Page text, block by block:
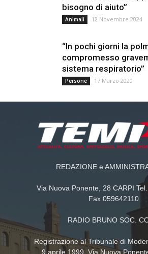
bisogno di aiuto”
Animali 12 Novembre 2024
“In pochi giorni la
compromesso
sistema respiratorio”
Persone 17 Marzo 2020
REDAZIONE e
Via Nuova Ponente, 28 CARPI
Fax 059642110
RADIO BRUNO SOC.
Registrazione al Tribunale di
9 aprile 1999. Via Nuova